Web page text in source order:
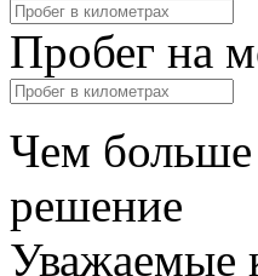
Пробег на
Чем
решение
Уважаемые